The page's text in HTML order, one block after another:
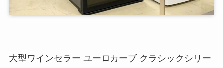
大型ワインセラー ユーロカーブ クラシックシリー